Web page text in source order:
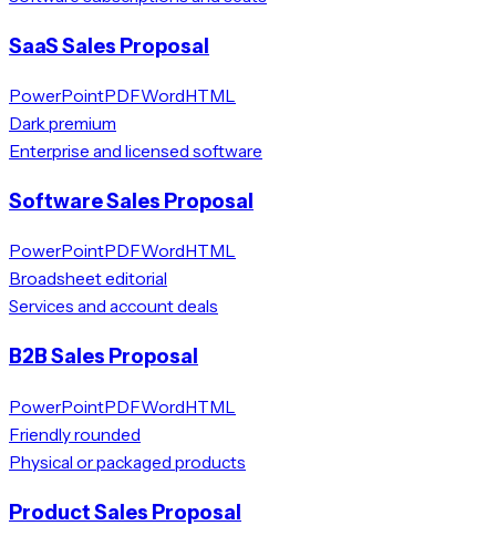
SaaS Sales Proposal
PowerPointPDFWordHTML
Dark premium
Enterprise and licensed software
Software Sales Proposal
PowerPointPDFWordHTML
Broadsheet editorial
Services and account deals
B2B Sales Proposal
PowerPointPDFWordHTML
Friendly rounded
Physical or packaged products
Product Sales Proposal